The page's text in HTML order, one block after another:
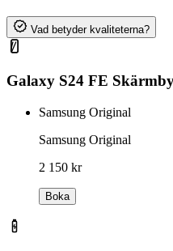
Vad betyder kvaliteterna?
Galaxy S24 FE
Samsung Original
Samsung Original
2 150 kr
Boka